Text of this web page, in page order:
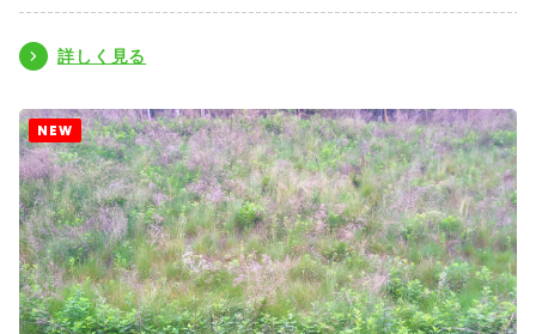
詳しく見る
NEW